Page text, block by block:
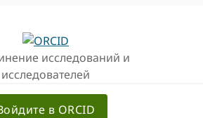
исследований и
исследователей
в ORCID